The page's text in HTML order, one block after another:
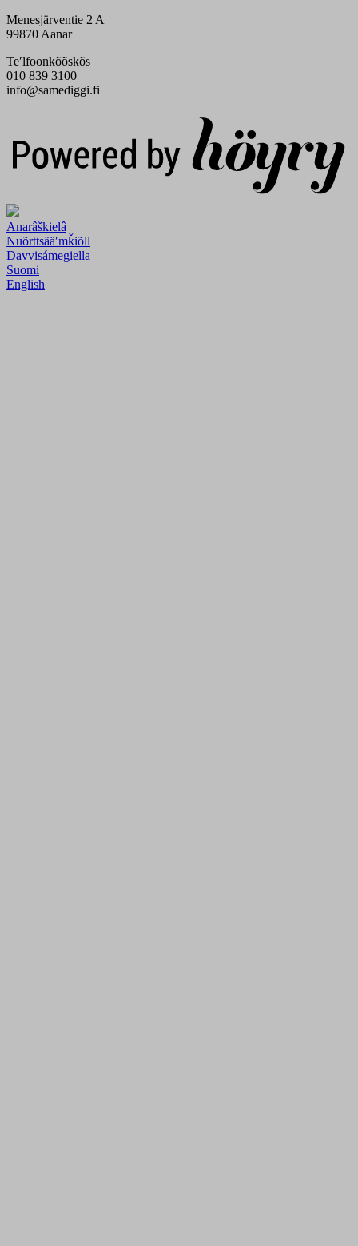
Menesjärventie 2 A
99870 Aanar
Teʹlfoonkõõskõs
010 839 3100
info@samediggi.fi
Anarâškielâ
Nuõrttsääʹmǩiõll
Davvisámegiella
Suomi
English